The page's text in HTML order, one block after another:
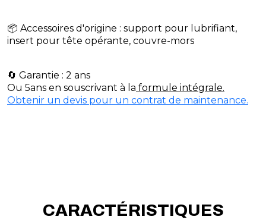
📦 Accessoires d'origine : support pour lubrifiant,
insert pour tête opérante, couvre-mors
🔄 Garantie : 2 ans
Ou 5ans en souscrivant à la formule intégrale.
Obtenir un devis pour un contrat de maintenance.
CARACTÉRISTIQUES